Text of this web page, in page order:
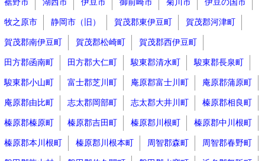
裾野市 湖西市 伊豆市 御前崎市 菊川市 伊豆の国市
牧之原市 静岡市（旧） 賀茂郡東伊豆町 賀茂郡河津町
賀茂郡南伊豆町 賀茂郡松崎町 賀茂郡西伊豆町
田方郡函南町 田方郡大仁町 駿東郡清水町 駿東郡長泉町
駿東郡小山町 富士郡芝川町 庵原郡富士川町 庵原郡蒲原町
庵原郡由比町 志太郡岡部町 志太郡大井川町 榛原郡相良町
榛原郡榛原町 榛原郡吉田町 榛原郡川根町 榛原郡中川根町
榛原郡本川根町 榛原郡川根本町 周智郡森町 周智郡春野町